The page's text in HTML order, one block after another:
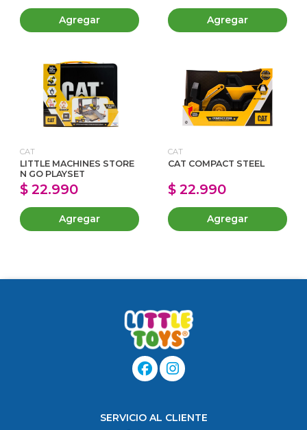
Agregar Agregar
CAT
LITTLE MACHINES STORE
N GO PLAYSET
$ 22.990
Agregar
CAT
CAT COMPACT STEEL
$ 22.990
Agregar
SERVICIO AL CLIENTE